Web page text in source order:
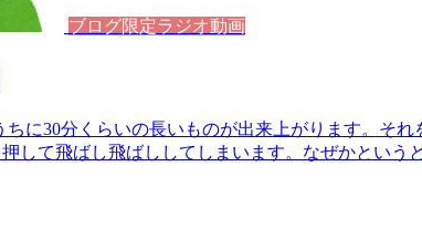
ブログ限定ラジオ動画
に30分くらいの長いものが出来上がります。それ
して飛ばし飛ばししてしまいます。なぜかという